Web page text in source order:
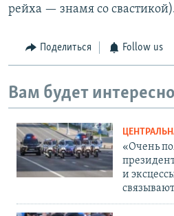
рейха — знамя со
Поделиться Follow us
Вам будет интересно
«Очень
и
связывают